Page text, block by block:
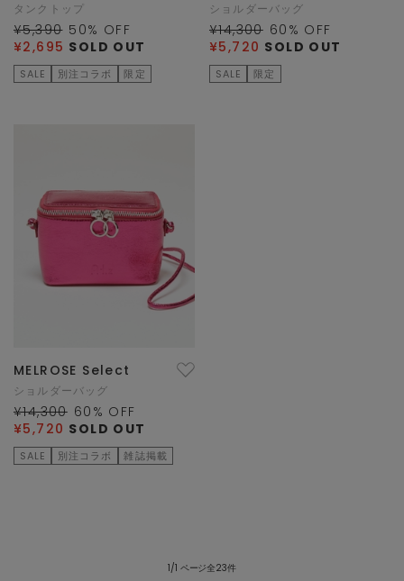
タンクトップ
¥5,390 50% OFF
¥2,695 SOLD OUT
SALE 別注コラボ 限定
ショルダーバッグ
¥14,300 60 % OFF
¥5,720 SOLD OUT
SALE 限定
MELROSE Select
ショルダーバッグ
¥14,300 60 % OFF
¥5,720 SOLD OUT
SALE 別注コラボ 雑誌掲載
1/1 ページ全23件